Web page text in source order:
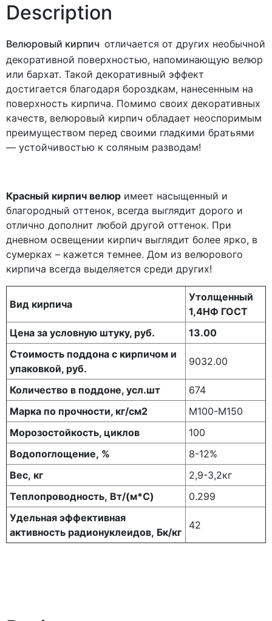
Description
Велюровый кирпич отличается от других необычной
декоративной поверхностью, напоминающую велюр
или бархат. Такой декоративный эффект
достигается благодаря бороздкам, нанесенным на
поверхность кирпича. Помимо своих декоративных
качеств, велюровый кирпич обладает неоспоримым
преимуществом перед своими гладкими братьями
— устойчивостью к соляным разводам!
Красный кирпич велюр имеет насыщенный и
благородный оттенок, всегда выглядит дорого и
отлично дополнит любой другой оттенок. При
дневном освещении кирпич выглядит более ярко, в
сумерках – кажется темнее. Дом из велюрового
кирпича всегда выделяется среди других!
Вид кирпича
Утолщенный
1,4НФ ГОСТ
Цена за условную штуку, руб.
13.00
Стоимость поддона с кирпичом и
упаковкой, руб.
9032.00
Количество в поддоне, усл.шт
674
Марка по прочности, кг/см2
М100-М150
Морозостойкость, циклов
100
Водопоглощение, %
8-12%
Вес, кг
2,9-3,2кг
Теплопроводность, Вт/(м*С)
0.299
Удельная эффективная
активность радионуклеидов, Бк/кг
42